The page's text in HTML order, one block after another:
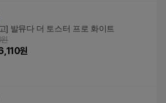
] 발뮤다 더 토스터 프로 화이트
원